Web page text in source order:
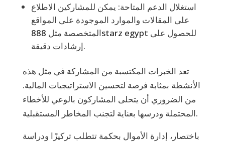
استغلال الدعم المتاحة: يمكن للمشاركين الاطلاع
على المقالات والموارد الموجودة على المواقع
المتخصصة مثل888starz egypt
إرشادات دقيقة.
تعد الخبرات المكتسبة من المشاركة في مثل هذه
الأنشطة بمثابة فرصة لتحسين الاستراتيجيات المالية.
من الضروري أن يتحلى المشاركون بالوعي للأخطاء
المحتملة ودرسها بعناية لتجنب المخاطر المستقبلية.
باختصار، إدارة الأموال بحكمة تتطلب تركيزًا ودراسة